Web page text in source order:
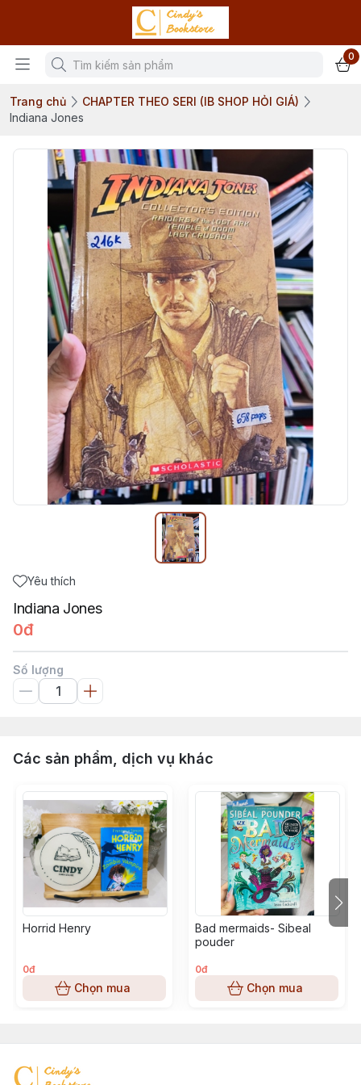
0
Trang chủ
CHAPTER THEO SERI (IB SHOP HỎI GIÁ)
Indiana Jones
Yêu thích
Indiana Jones
0đ
Số lượng
Các sản phẩm, dịch vụ khác
Horrid Henry
0đ
Chọn mua
Bad mermaids- Sibeal
pouder
0đ
Chọn mua